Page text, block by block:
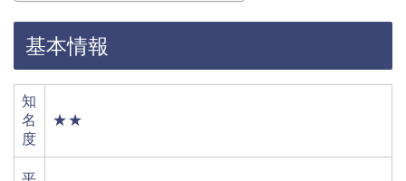
基本情報
知
名
度
★★